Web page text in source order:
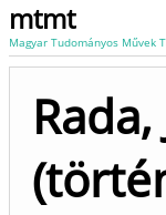
mtmt
Magyar Tudományos Művek